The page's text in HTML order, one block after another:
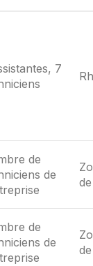
7
de
de
de
de